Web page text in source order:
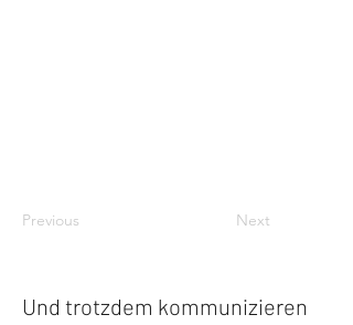
Previous Next
Und trotzdem kommunizieren